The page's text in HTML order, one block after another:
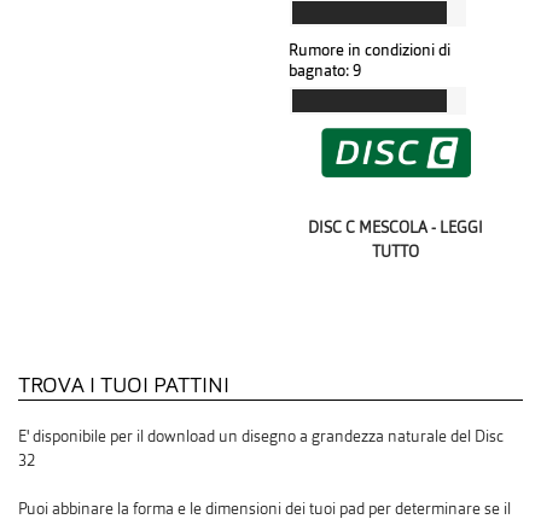
Rumore in condizioni di
bagnato:9
DISC C MESCOLA - LEGGI
TUTTO
TROVA I TUOI PATTINI
E' disponibile per il download un disegno a grandezza naturale del Disc
32
Puoi abbinare la forma e le dimensioni dei tuoi pad per determinare se il